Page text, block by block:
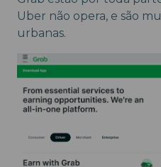
Uber não opera, e são
urbanas.